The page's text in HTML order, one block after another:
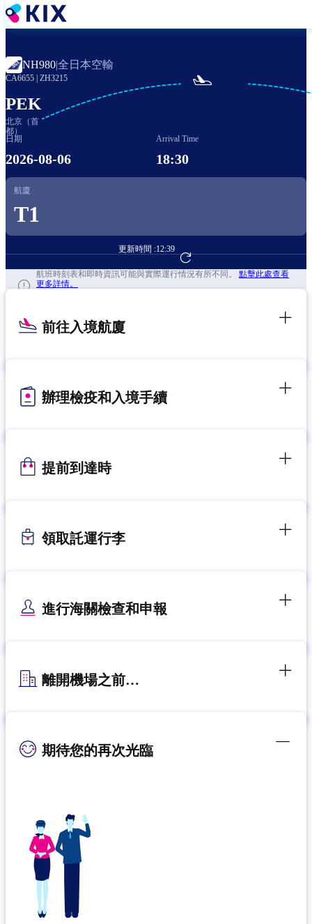
移
至
內
容
NH980|全日本空輸
CA6655 ZH3215
PEK
北京（首
都）

日期
2026-08-06
Arrival Time
18:30
航廈
T1
更新時間 :12:39
前往航班預訂
航班時刻表和即時資訊可能與實際運行情況有所不同。 點擊此處查看
更多詳情。
前往入境航廈
辦理檢疫和入境手續
提前到達時
領取託運行李
進行海關檢查和申報
離開機場之前…
期待您的再次光臨